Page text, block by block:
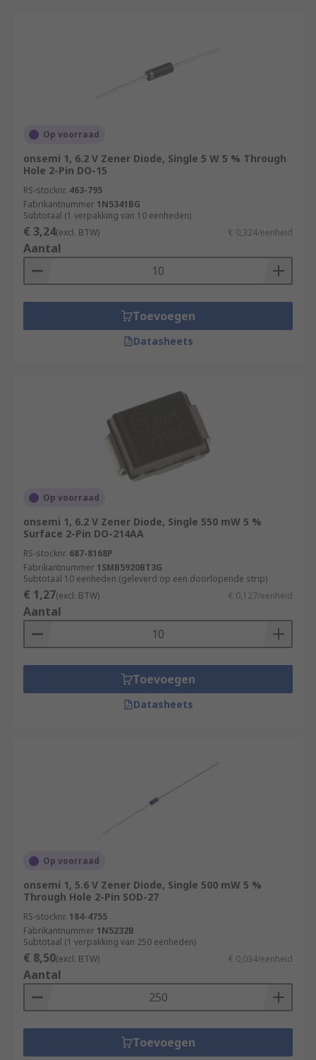
Op voorraad
onsemi 1, 6.2 V Zener Diode, Single 5 W 5 % Through
Hole 2-Pin DO-15
RS-stocknr. 463-795
Fabrikantnummer 1N5341BG
Subtotaal (1 verpakking van 10 eenheden)
€ 3,24(excl. BTW) € 0,324/eenheid
Aantal
Toevoegen
Datasheets
Op voorraad
onsemi 1, 6.2 V Zener Diode, Single 550 mW 5 %
Surface 2-Pin DO-214AA
RS-stocknr. 687-8168P
Fabrikantnummer 1SMB5920BT3G
Subtotaal 10 eenheden (geleverd op een doorlopende strip)
€ 1,27(excl. BTW) € 0,127/eenheid
Aantal
Toevoegen
Datasheets
Op voorraad
onsemi 1, 5.6 V Zener Diode, Single 500 mW 5 %
Through Hole 2-Pin SOD-27
RS-stocknr. 184-4755
Fabrikantnummer 1N5232B
Subtotaal (1 verpakking van 250 eenheden)
€ 8,50(excl. BTW) € 0,034/eenheid
Aantal
Toevoegen